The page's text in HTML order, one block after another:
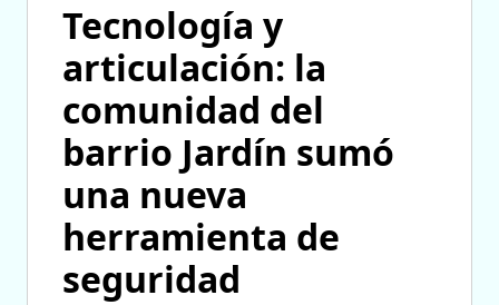
Tecnología y
articulación: la
comunidad del
barrio Jardín sumó
una nueva
herramienta de
seguridad